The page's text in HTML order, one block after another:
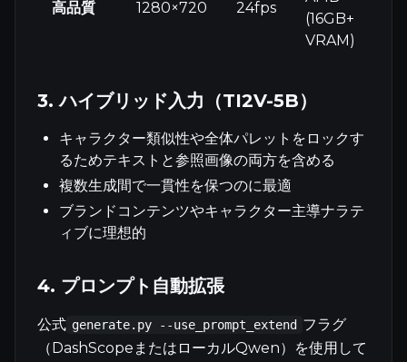
高品質 1280×720 24fps
(16GB+
VRAM)
3. ハイブリッド入力（TI2V-5B）
キャラクター類似性や全体パレットをロックす
るためテキストと参照画像の両方を含める
複数生成間で一貫性を保つのに最適
ブランドコンテンツやキャラクター主導ナラテ
ィブに理想的
4. プロンプト自動拡張
公式 generate.py --use_prompt_extend フラグ
（DashScopeまたはローカルQwen）を使用して